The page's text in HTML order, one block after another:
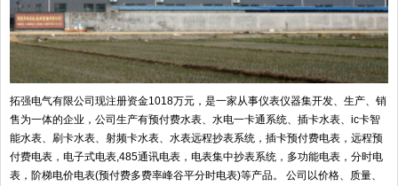
拓强电气有限公司现注册资金1018万元，是一家从事仪表仪器集开发、生产、销
售为一体的企业，公司生产有预付费水表、水电一卡通系统、插卡水表、ic卡智
能水表、刷卡水表、射频卡水表、水表远程抄表系统，插卡预付费电表，远程预
付费电表，电子式电表,485通讯电表，电表集中抄表系统，多功能电表，分时电
表，阶梯电价电表(预付费多费率峰谷平分时电表)等产品。 公司以价格、质量、